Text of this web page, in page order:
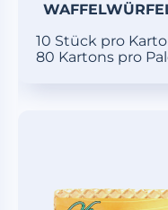
10 Stück pro
80 Kartons pro